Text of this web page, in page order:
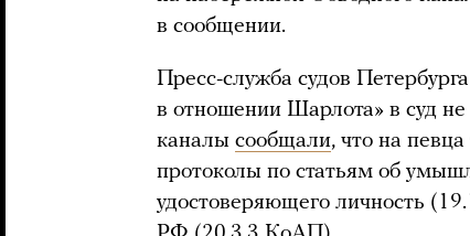
в сообщении.
Пресс-служба судов
в отношении Шарлота» в суд
каналы сообщали, что на
протоколы по статьям об
удостоверяющего личность